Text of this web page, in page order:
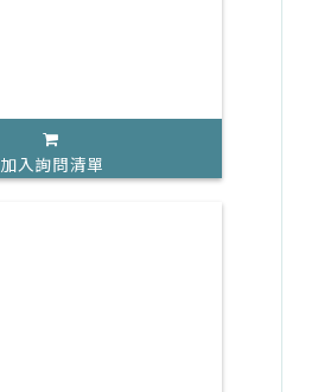
加入詢問清單